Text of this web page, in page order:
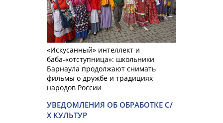
«Искусанный» интеллект и
баба-«отступница»: школьники
Барнаула продолжают снимать
фильмы о дружбе и традициях
народов России
УВЕДОМЛЕНИЯ ОБ ОБРАБОТКЕ С/
Х КУЛЬТУР